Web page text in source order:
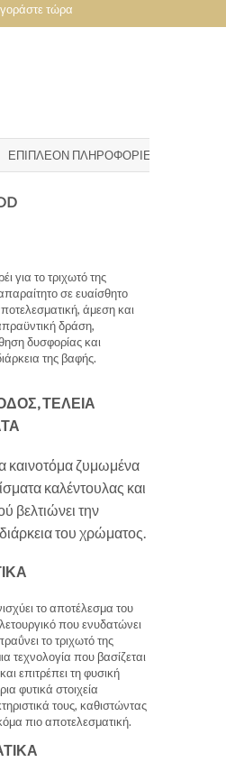
τώρα
ΕΠΙΠΛΈΟΝ ΠΛΗΡΟΦΟΡΊΕΣ
για το τριχωτό της
σε ευαίσθητο
άμεση και
δράση,
δυσφορίας και
της βαφής.
ΤΕΛΕΙΑ
καινοτόμα ζυμωμένα
καλέντουλας και
βελτιώνει την
του χρώματος.
το αποτέλεσμα του
που ενυδατώνει
το τριχωτό της
τεχνολογία που βασίζεται
επιτρέπει τη φυσική
φυτικά στοιχεία
τους, καθιστώντας
πιο αποτελεσματική.